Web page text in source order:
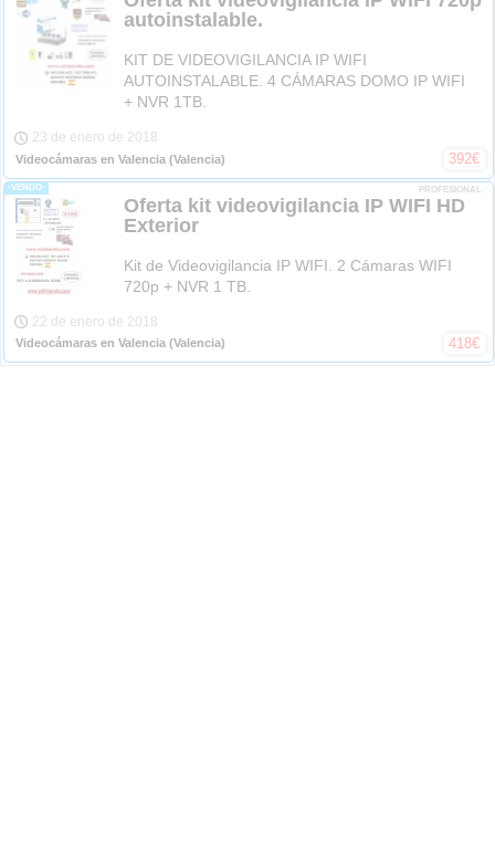
autoinstalable.
KIT DE VIDEOVIGILANCIA IP WIFI
AUTOINSTALABLE. 4 CÁMARAS DOMO IP WIFI
+ NVR 1TB.
23 de enero de 2018
Videocámaras en Valencia (Valencia) 392€
-VENDO- PROFESIONAL
Oferta kit videovigilancia IP WIFI HD
Exterior
Kit de Videovigilancia IP WIFI. 2 Cámaras WIFI
720p + NVR 1 TB.
22 de enero de 2018
Videocámaras en Valencia (Valencia) 418€